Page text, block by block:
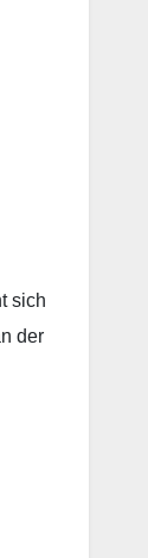
sich
der